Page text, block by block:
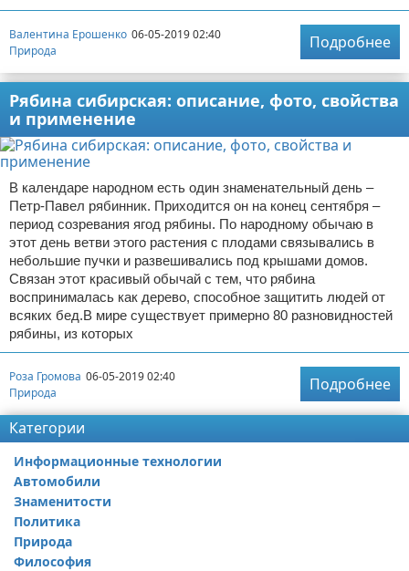
Валентина Ерошенко 06-05-2019 02:40
Природа
Подробнее
Рябина сибирская: описание, фото, свойства
и применение
В календаре народном есть один знаменательный день –
Петр-Павел рябинник. Приходится он на конец сентября –
период созревания ягод рябины. По народному обычаю в
этот день ветви этого растения с плодами связывались в
небольшие пучки и развешивались под крышами домов.
Связан этот красивый обычай с тем, что рябина
воспринималась как дерево, способное защитить людей от
всяких бед.В мире существует примерно 80 разновидностей
рябины, из которых
Роза Громова 06-05-2019 02:40
Природа
Подробнее
Категории
Информационные технологии
Автомобили
Знаменитости
Политика
Природа
Философия